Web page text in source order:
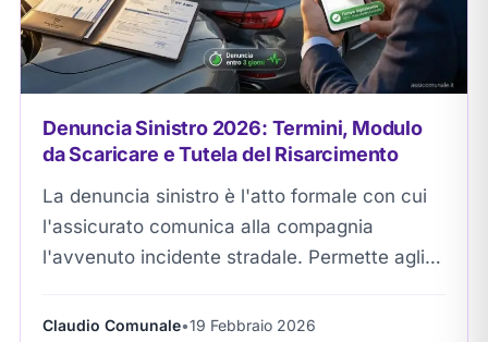
Denuncia Sinistro 2026: Termini, Modulo
da Scaricare e Tutela del Risarcimento
La denuncia sinistro è l'atto formale con cui
l'assicurato comunica alla compagnia
l'avvenuto incidente stradale. Permette agli
liquidazione (Diretta o Ordinaria) per...
Claudio Comunale•19 Febbraio 2026